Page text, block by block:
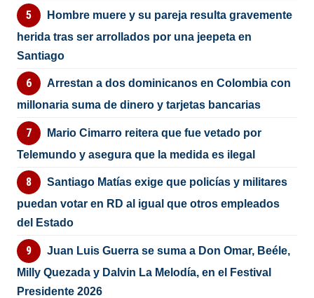
Hombre muere y su pareja resulta gravemente
herida tras ser arrollados por una jeepeta en
Santiago
Arrestan a dos dominicanos en Colombia con
millonaria suma de dinero y tarjetas bancarias
Mario Cimarro reitera que fue vetado por
Telemundo y asegura que la medida es ilegal
Santiago Matías exige que policías y militares
puedan votar en RD al igual que otros empleados
del Estado
Juan Luis Guerra se suma a Don Omar, Beéle,
Milly Quezada y Dalvin La Melodía, en el Festival
Presidente 2026